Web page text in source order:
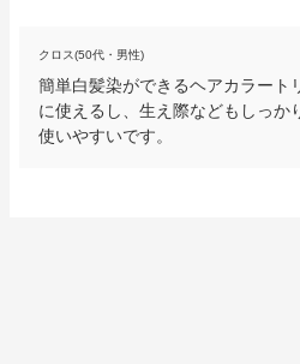
クロス(50代・男性)
簡単白髪染ができるヘアカラート
に使えるし、生え際などもしっか
使いやすいです。